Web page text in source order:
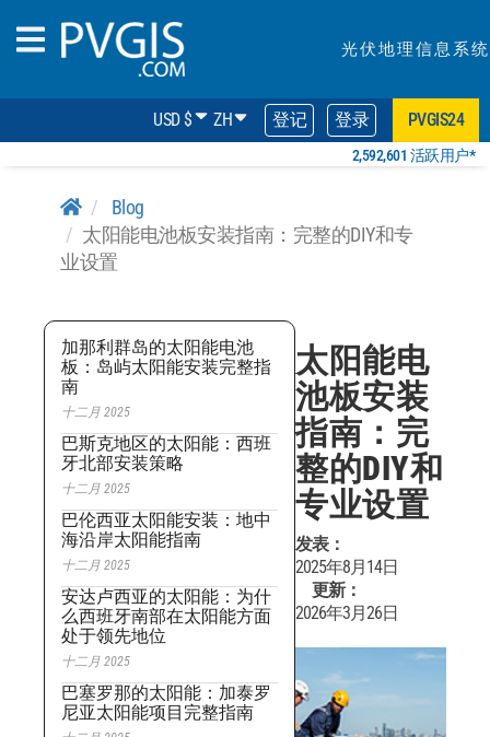
光伏地理信息系统
USD $ ZH 登记 登录 PVGIS24
2,592,601 活跃用户*
Blog
太阳能电池板安装指南：完整的DIY和专
业设置
加那利群岛的太阳能电池
板：岛屿太阳能安装完整指
南
十二月 2025
巴斯克地区的太阳能：西班
牙北部安装策略
十二月 2025
巴伦西亚太阳能安装：地中
海沿岸太阳能指南
十二月 2025
安达卢西亚的太阳能：为什
么西班牙南部在太阳能方面
处于领先地位
十二月 2025
巴塞罗那的太阳能：加泰罗
尼亚太阳能项目完整指南
太阳能电
池板安装
指南：完
整的DIY和
专业设置
发表：
2025年8月14日
更新：
2026年3月26日